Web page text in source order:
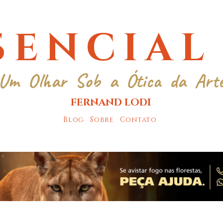
Olhar Sob a Ótica da
FERNAND LODI
Blog Sobre Contato